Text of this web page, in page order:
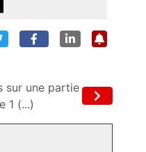
sur une partie
1 (...)